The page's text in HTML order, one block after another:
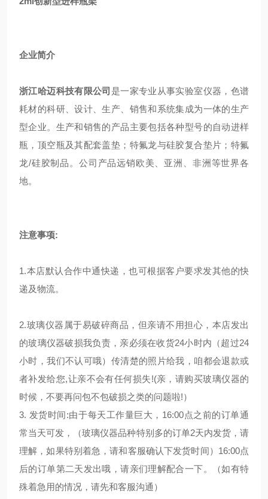
企业简介
浙江哈迈科技有限公司 是一家专业从事实验室仪器，色谱
耗材的科研、设计、生产、销售和系统集成为一体的生产
型企业。生产和销售的产品主要包括各种型号的自动进样
瓶，顶空瓶及其配套盖垫；特氟龙与硅胶复合垫片；特氟
龙/硅胶制品。公司产品远销欧美、亚洲、非洲等世界各
地。
注意事项:
1.本店默认合作中通快递，也可根据客户要求发其他的快
递及物流。
2.玻璃仪器属于易破碎商品，但亲请不用担心，本店发出
的玻璃仪器破损我负责，亲必须在收货24小时内（超过24
小时，我们不认可哦）传清楚的照片给我，咱都会退款或
者补发给您,让亲不会有任何损失!(亲，请购买玻璃仪器的
时候，不要再问包不包破损之类的问题啦!）
3. 发货时间:由于每天工作量巨大，16:00点之前的订单通
常当天可发，（玻璃仪器品种特别多的订单2天内发货，请
理解，如果特别着急，请和客服确认下发货时间）16:00点
后的订单第二天发出哦，请亲们理解配合一下。（如有特
殊着急用的情况，请先和客服沟通）